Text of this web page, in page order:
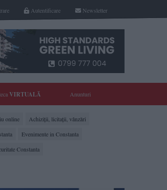
Newsletter
Autentificare
VIRTUALĂ Anunturi
online
Achiziții, licitații, vânzări
Evenimente in Constanta
Constanta